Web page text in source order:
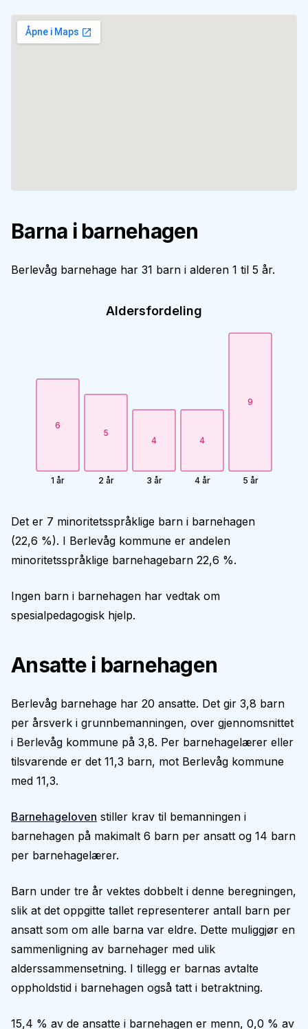
Barna i barnehagen
Berlevåg barnehage har 31 barn i alderen 1 til 5 år.
Aldersfordeling
6
1 år
5
2 år
4
3 år
4
4 år
9
5 år
Det er 7 minoritetsspråklige barn i barnehagen
(22,6 %). I Berlevåg kommune er andelen
minoritetsspråklige barnehagebarn 22,6 %.
Ingen barn i barnehagen har vedtak om
spesialpedagogisk hjelp.
Ansatte i barnehagen
Berlevåg barnehage har 20 ansatte. Det gir 3,8 barn
per årsverk i grunnbemanningen, over gjennomsnittet
i Berlevåg kommune på 3,8. Per barnehagelærer eller
tilsvarende er det 11,3 barn, mot Berlevåg kommune
med 11,3.
Barnehageloven stiller krav til bemanningen i
barnehagen på makimalt 6 barn per ansatt og 14 barn
per barnehagelærer.
Barn under tre år vektes dobbelt i denne beregningen,
slik at det oppgitte tallet representerer antall barn per
ansatt som om alle barna var eldre. Dette muliggjør en
sammenligning av barnehager med ulik
alderssammensetning. I tillegg er barnas avtalte
oppholdstid i barnehagen også tatt i betraktning.
15,4 % av de ansatte i barnehagen er menn, 0,0 % av